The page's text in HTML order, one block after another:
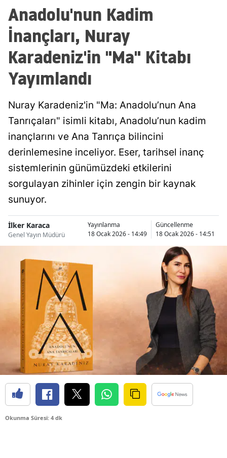
Anadolu'nun Kadim
İnançları, Nuray
Karadeniz'in "Ma" Kitabı
Yayımlandı
Nuray Karadeniz'in "Ma: Anadolu’nun Ana
Tanrıçaları" isimli kitabı, Anadolu’nun kadim
inançlarını ve Ana Tanrıça bilincini
derinlemesine inceliyor. Eser, tarihsel inanç
sistemlerinin günümüzdeki etkilerini
sorgulayan zihinler için zengin bir kaynak
sunuyor.
İlker Karaca
Genel Yayın Müdürü
Yayınlanma
18 Ocak 2026 - 14:49
Güncellenme
18 Ocak 2026 - 14:51
Okunma Süresi: 4 dk